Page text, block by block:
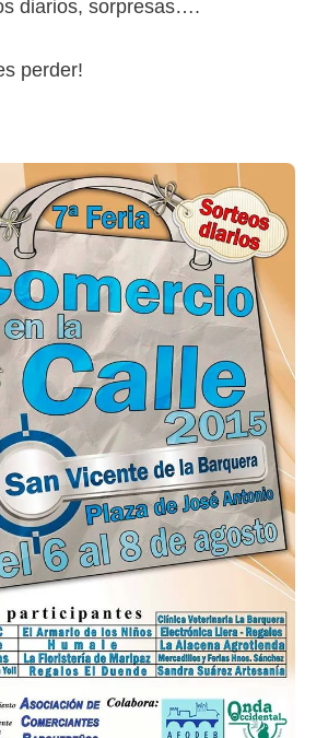
diarios, sorpresas….
perder!